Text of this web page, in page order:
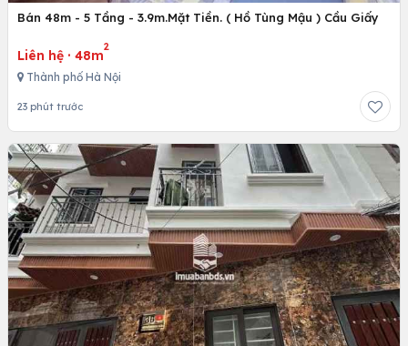
Bán 48m - 5 Tầng - 3.9m.Mặt Tiền. ( Hồ Tùng Mậu ) Cầu Giấy
Liên hệ · 48m
2
Thành phố Hà Nội
23 phút trước